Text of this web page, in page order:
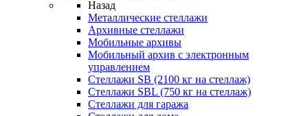
Назад
Металлические стеллажи
Архивные стеллажи
Мобильные архивы
Мобильный архив с электронным
управлением
Стеллажи SB (2100 кг на стеллаж)
Стеллажи SBL (750 кг на стеллаж)
Стеллажи для гаража